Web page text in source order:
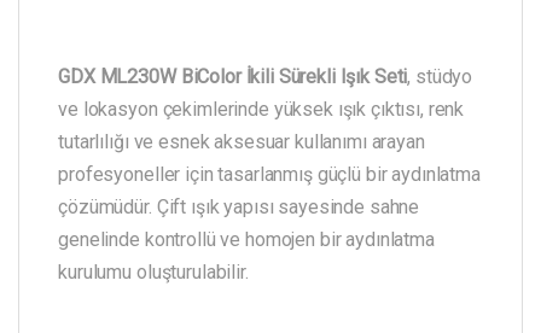
GDX ML230W BiColor İkili Sürekli Işık Seti, stüdyo
ve lokasyon çekimlerinde yüksek ışık çıktısı, renk
tutarlılığı ve esnek aksesuar kullanımı arayan
profesyoneller için tasarlanmış güçlü bir aydınlatma
çözümüdür. Çift ışık yapısı sayesinde sahne
genelinde kontrollü ve homojen bir aydınlatma
kurulumu oluşturulabilir.